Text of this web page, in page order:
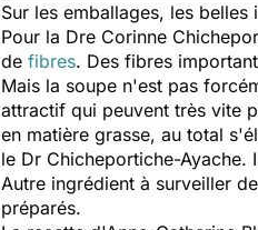
Sur les emballages, les
Pour la Dre Corinne
de fibres. Des fibres
Mais la soupe n'est pas
attractif qui peuvent très vite
en matière grasse, au total
le Dr Chicheportiche-Ayache.
Autre ingrédient à surveiller
préparés.